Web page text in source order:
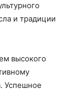
и традиции
высокого
Успешное